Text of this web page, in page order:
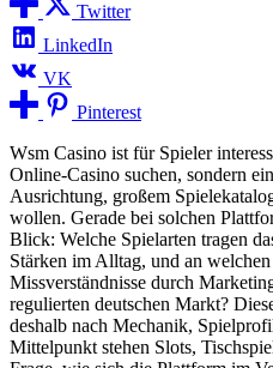
Twitter
LinkedIn
VK
Pinterest
Wsm Casino ist für Spieler
Online-Casino suchen, sondern
Ausrichtung, großem
wollen. Gerade bei solchen
Blick: Welche Spielarten tragen
Stärken im Alltag, und an
Missverständnisse durch
regulierten deutschen Markt?
deshalb nach Mechanik,
Mittelpunkt stehen Slots,